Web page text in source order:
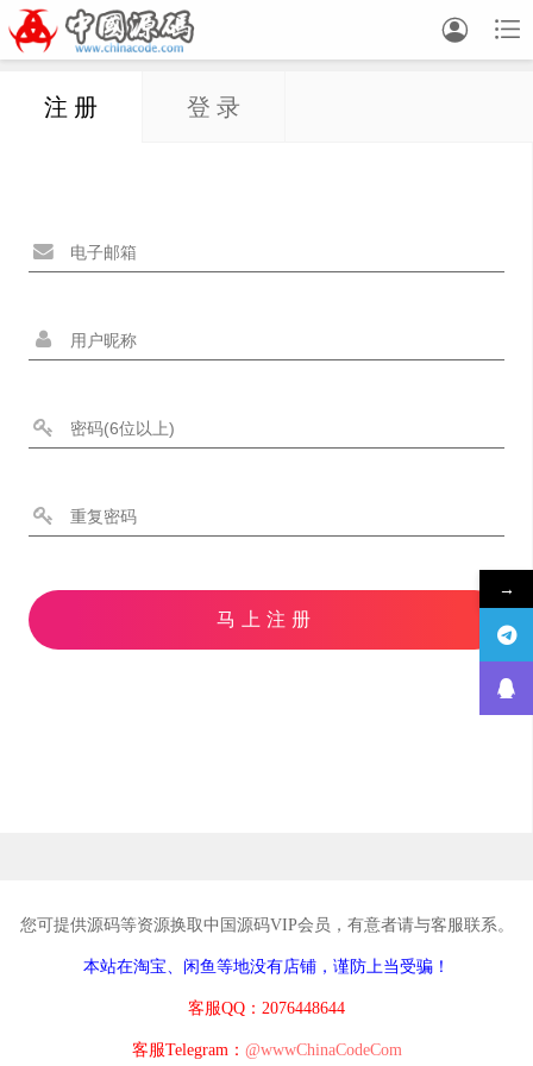


注 册 登 录
马上注册
您可提供源码等资源换取中国源码VIP会员，有意者请与客服联系。
本站在淘宝、闲鱼等地没有店铺，谨防上当受骗！
客服QQ：2076448644
客服Telegram： @wwwChinaCodeCom
→